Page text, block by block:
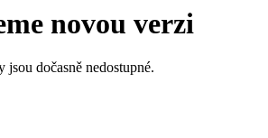
novou verzi
jsou dočasně nedostupné.